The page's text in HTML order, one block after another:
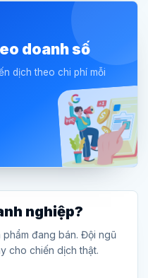
doanh số
dịch theo chi phí mỗi
nghiệp?
đang bán. Đội ngũ
cho chiến dịch thật.